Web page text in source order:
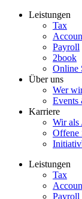
Zum
Leistungen
Tax
Payroll
2book
Online
Über uns
Wer
Events
Karriere
Wir als
Offene
Leistungen
Tax
Payroll